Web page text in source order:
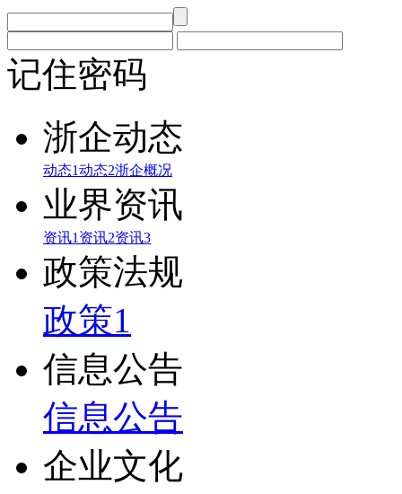
记住密码
浙企动态
动态1动态2浙企概况
业界资讯
资讯1 资讯2资讯3
政策法规
政策1
信息公告
信息公告
企业文化